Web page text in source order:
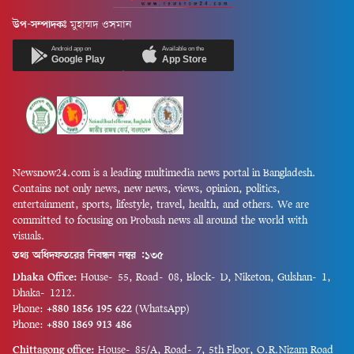
উপ-সম্পাদকঃ মুহাম্মদ ওসমান
Android app on
Google Play
Available on the
App Store
Newsnow24.com is a leading multimedia news portal in Bangladesh.
Contains not only news, new news, views, opinion, politics,
entertainment, sports, lifestyle, travel, health, and others. We are
committed to focusing on Probash news all around the world with
visuals.
তথ্য অধিদফতরের নিবন্ধন নম্বর :১৩৫
Dhaka Office: House-55, Road-08, Block-D, Niketon, Gulshan-1,
Dhaka-1212.
Phone: +880 1856 195 622 (WhatsApp)
Phone: +880 1869 913 486
Chittagong office: House-85/A, Road-7, 5th Floor, O.R.Nizam Road